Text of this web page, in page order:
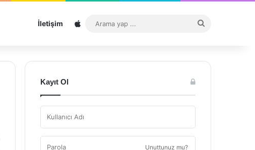
İletişim Sitemap
...
Kayıt Ol
Unuttunuz mu?